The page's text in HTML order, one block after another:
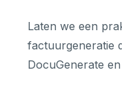
Laten we een
factuurgeneratie
DocuGenerate